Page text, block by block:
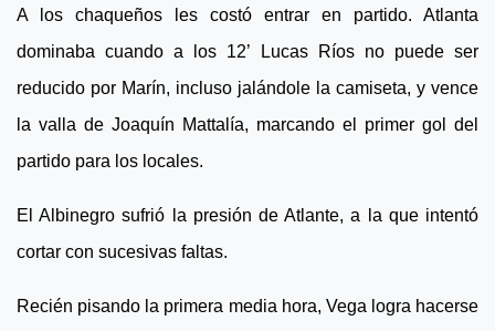
A los chaqueños les costó entrar en partido. Atlanta
dominaba cuando a los 12’ Lucas Ríos no puede ser
reducido por Marín, incluso jalándole la camiseta, y vence
la valla de Joaquín Mattalía, marcando el primer gol del
partido para los locales.
El Albinegro sufrió la presión de Atlante, a la que intentó
cortar con sucesivas faltas.
Recién pisando la primera media hora, Vega logra hacerse